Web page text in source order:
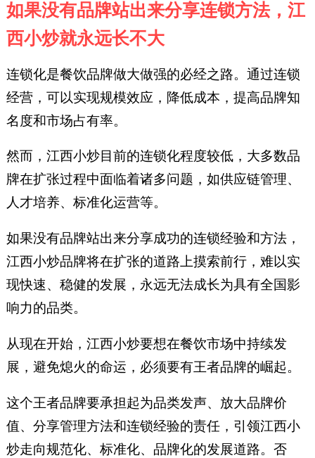
如果没有品牌站出来分享连锁方法，江
西小炒就永远长不大
连锁化是餐饮品牌做大做强的必经之路。通过连锁
经营，可以实现规模效应，降低成本，提高品牌知
名度和市场占有率。
然而，江西小炒目前的连锁化程度较低，大多数品
牌在扩张过程中面临着诸多问题，如供应链管理、
人才培养、标准化运营等。
如果没有品牌站出来分享成功的连锁经验和方法，
江西小炒品牌将在扩张的道路上摸索前行，难以实
现快速、稳健的发展，永远无法成长为具有全国影
响力的品类。
从现在开始，江西小炒要想在餐饮市场中持续发
展，避免熄火的命运，必须要有王者品牌的崛起。
这个王者品牌要承担起为品类发声、放大品牌价
值、分享管理方法和连锁经验的责任，引领江西小
炒走向规范化、标准化、品牌化的发展道路。否